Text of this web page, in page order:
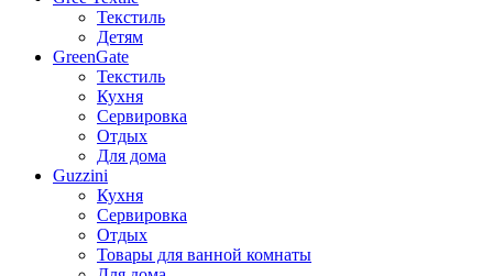
Текстиль
Детям
GreenGate
Текстиль
Кухня
Сервировка
Отдых
Для дома
Guzzini
Кухня
Сервировка
Отдых
Товары для ванной комнаты